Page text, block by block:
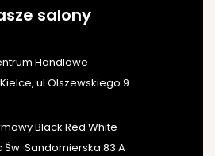
salony
Handlowe
Kielce, ul.Olszewskiego 9
Black Red White
Sandomierska 83 A